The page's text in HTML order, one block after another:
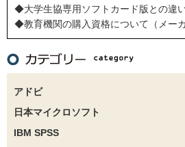
◆大学生協専用ソフトカード版との違
◆教育機関の購入資格について（メーカ
アドビ
日本マイクロソフト
IBM SPSS